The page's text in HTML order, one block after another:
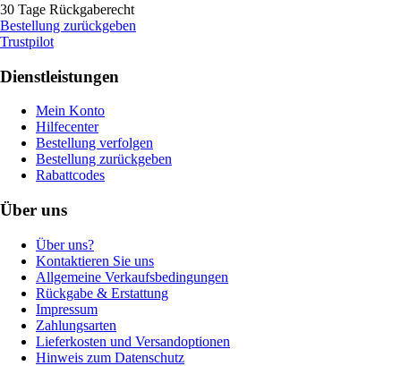
30 Tage Rückgaberecht
Bestellung zurückgeben
Trustpilot
Dienstleistungen
Mein Konto
Hilfecenter
Bestellung verfolgen
Bestellung zurückgeben
Rabattcodes
Über uns
Über uns?
Kontaktieren Sie uns
Allgemeine Verkaufsbedingungen
Rückgabe & Erstattung
Impressum
Zahlungsarten
Lieferkosten und Versandoptionen
Hinweis zum Datenschutz